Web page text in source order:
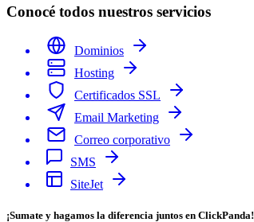
Conocé todos nuestros servicios
Dominios
Hosting
Certificados SSL
Email Marketing
Correo corporativo
SMS
SiteJet
¡Sumate y hagamos la diferencia juntos en ClickPanda!